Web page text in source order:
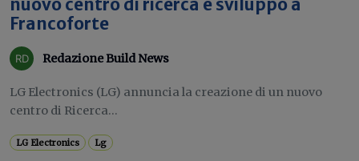
nuovo centro di ricerca e sviluppo a
Francoforte
Redazione Build News
LG Electronics (LG) annuncia la creazione di un nuovo
centro di Ricerca...
LG Electronics Lg